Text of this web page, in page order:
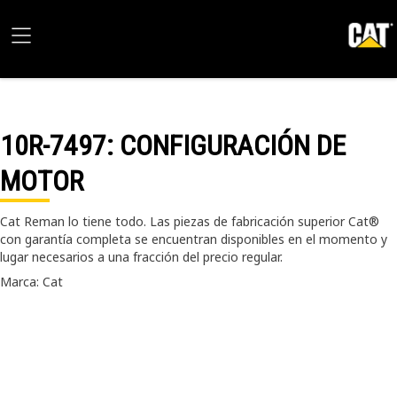
10R-7497: CONFIGURACIÓN DE
MOTOR
Cat Reman lo tiene todo. Las piezas de fabricación superior Cat®
con garantía completa se encuentran disponibles en el momento y
lugar necesarios a una fracción del precio regular.
Marca: Cat